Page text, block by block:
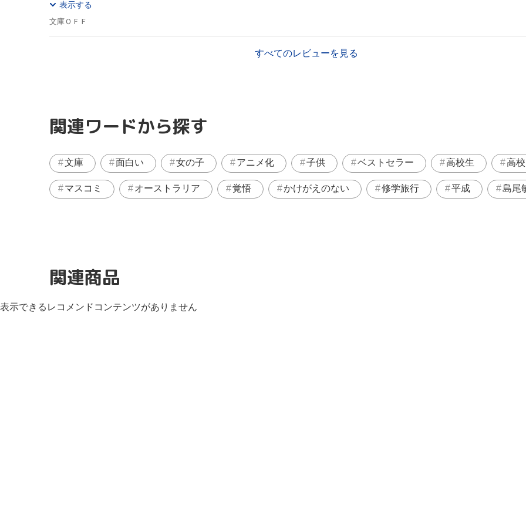
表示する
文庫ＯＦＦ
すべてのレビューを見る
関連ワードから探す
文庫 面白い 女の子 アニメ化 子供 ベストセラー 高校生 高校
マスコミ オーストラリア 覚悟 かけがえのない 修学旅行 平成 島尾
関連商品
表示できるレコメンドコンテンツがありません